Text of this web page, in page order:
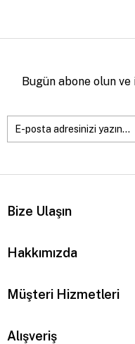
Bugün abone olun ve
Bize Ulaşın
Hakkımızda
Müşteri Hizmetleri
Alışveriş